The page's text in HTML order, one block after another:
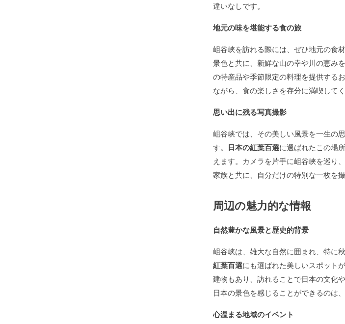
違いなしです。
地元の味を堪能する食の旅
岨谷峡を訪れる際には、ぜひ地元の食
景色と共に、新鮮な山の幸や川の恵み
の特産品や季節限定の料理を提供する
ながら、食の楽しさを存分に満喫してく
思い出に残る写真撮影
岨谷峡では、その美しい風景を一生の
す。
日本の紅葉百選に選ばれたこの場
えます。カメラを片手に岨谷峡を巡り
家族と共に、自分だけの特別な一枚を
周辺の魅力的な情報
自然豊かな風景と歴史的背景
岨谷峡は、雄大な自然に囲まれ、特に
紅葉百選にも選ばれた美しいスポット
建物もあり、訪れることで日本の文化
日本の景色を感じることができるのは
心温まる地域のイベント